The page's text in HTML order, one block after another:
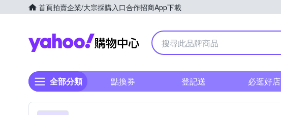
首頁拍賣企業/大宗採購入口合作招商App下載
Yahoo購物中心
全部分類 點換券 登記送 必逛好店